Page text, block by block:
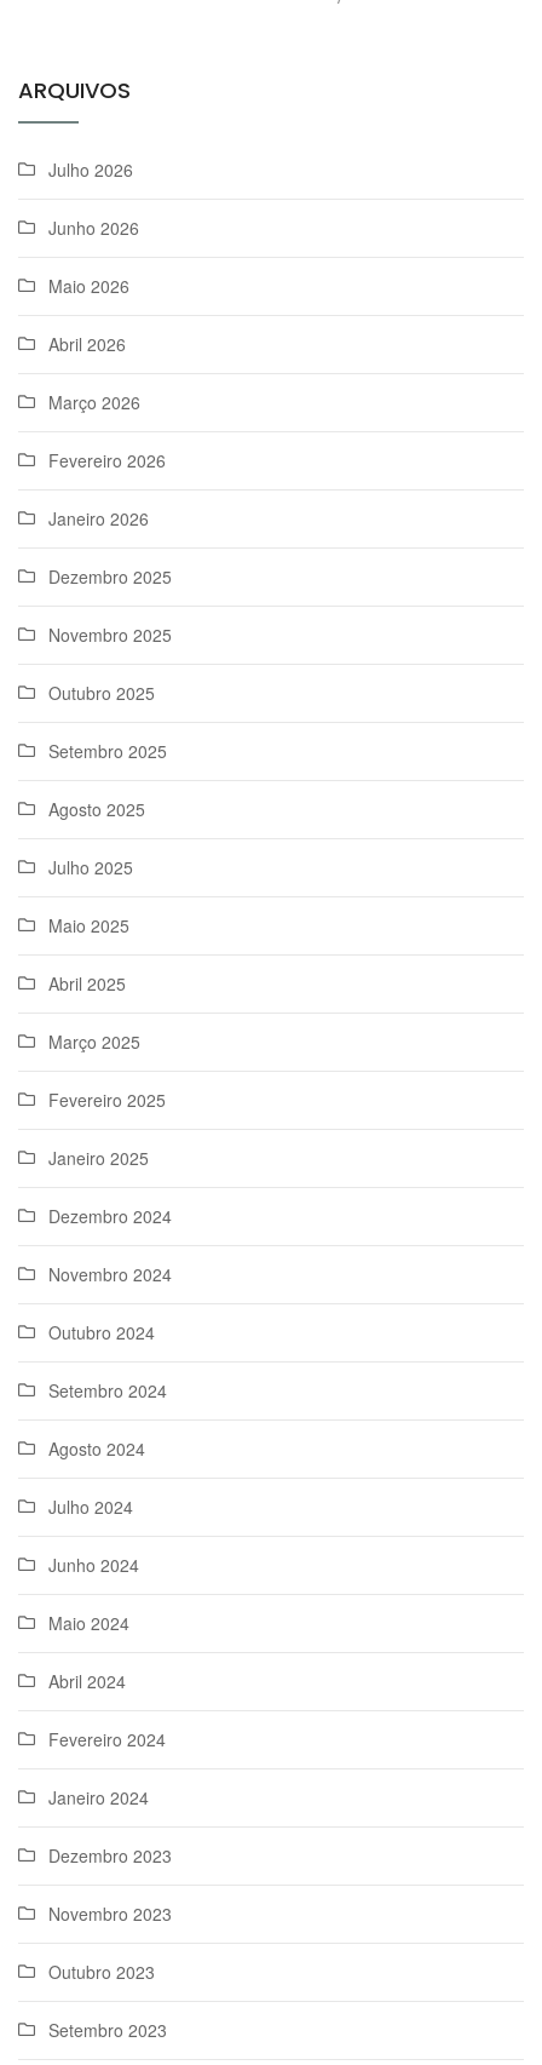
ARQUIVOS
Julho 2026
Junho 2026
Maio 2026
Abril 2026
Março 2026
Fevereiro 2026
Janeiro 2026
Dezembro 2025
Novembro 2025
Outubro 2025
Setembro 2025
Agosto 2025
Julho 2025
Maio 2025
Abril 2025
Março 2025
Fevereiro 2025
Janeiro 2025
Dezembro 2024
Novembro 2024
Outubro 2024
Setembro 2024
Agosto 2024
Julho 2024
Junho 2024
Maio 2024
Abril 2024
Fevereiro 2024
Janeiro 2024
Dezembro 2023
Novembro 2023
Outubro 2023
Setembro 2023